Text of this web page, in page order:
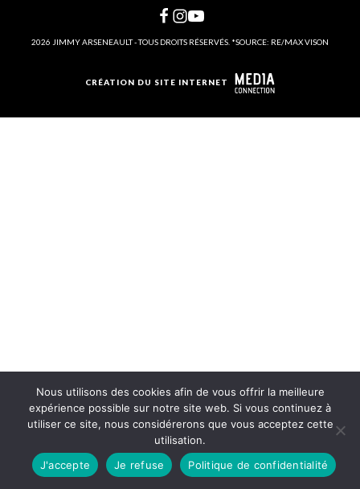
2026 JIMMY ARSENEAULT - TOUS DROITS RÉSERVÉS. *SOURCE: RE/MAX VISON
CRÉATION DU SITE INTERNET
Nous utilisons des cookies afin de vous offrir la meilleure
expérience possible sur notre site web. Si vous continuez à
utiliser ce site, nous considérerons que vous acceptez cette
utilisation.
J'accepte
Je refuse Politique de confidentialité